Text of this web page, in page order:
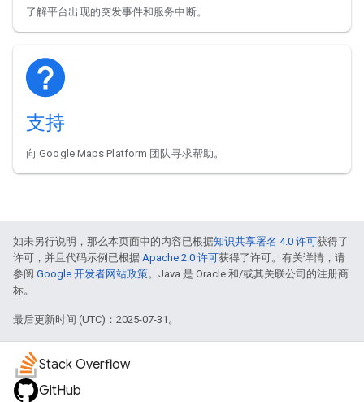
了解平台出现的突发事件和服务中断。
支持
向 Google Maps Platform 团队寻求帮助。
如未另行说明，那么本页面中的内容已根据知识共享署名 4.0 许可获得了
许可，并且代码示例已根据 Apache 2.0 许可获得了许可。有关详情，请
参阅 Google 开发者网站政策。Java 是 Oracle 和/或其关联公司的注册商
标。
最后更新时间 (UTC)：2025-07-31。
Stack Overflow
GitHub